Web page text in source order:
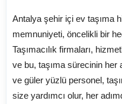
Antalya şehir içi ev taşıma
memnuniyeti, öncelikli bir
Taşımacılık firmaları,
ve bu, taşıma sürecinin her
ve güler yüzlü personel,
size yardımcı olur, her